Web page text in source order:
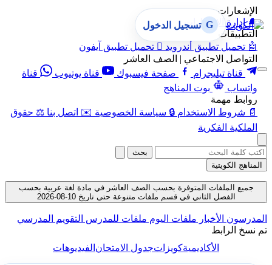
الإشعارات
🔔 إدارة الإشعارات
التطبيقات
🤖 تحميل تطبيق أندرويد  تحميل تطبيق آيفون
التواصل الاجتماعي | الصف العاشر
قناة تيليجرام
صفحة فيسبوك قناة يوتيوب
قناة
واتساب
بوت المناهج
روابط مهمة
📄 شروط الاستخدام 🔒 سياسة الخصوصية ✉️ اتصل بنا ⚖️ حقوق
الملكية الفكرية
G تسجيل الدخول
بحث
المناهج الكويتية
جميع الملفات المتوفرة بحسب الصف العاشر في مادة لغة عربية بحسب
الفصل الثاني في قسم ملفات متنوعة حتى تاريخ 10-08-2026
المدرسون الأخبار ملفات اليوم ملفات للمدرس التقويم المدرسي
تم نسخ الرابط
الأكاديميةكويزاتجدول الامتحانالفيديوهات